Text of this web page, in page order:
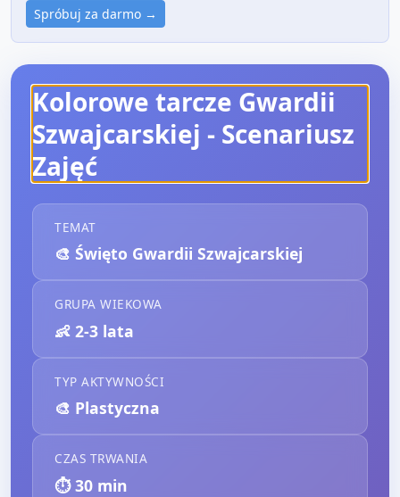
Spróbuj za darmo →
Kolorowe tarcze Gwardii
Szwajcarskiej - Scenariusz
Zajęć
TEMAT
🎨 Święto Gwardii Szwajcarskiej
GRUPA WIEKOWA
👶 2-3 lata
TYP AKTYWNOŚCI
🎨 Plastyczna
CZAS TRWANIA
⏱️30 min